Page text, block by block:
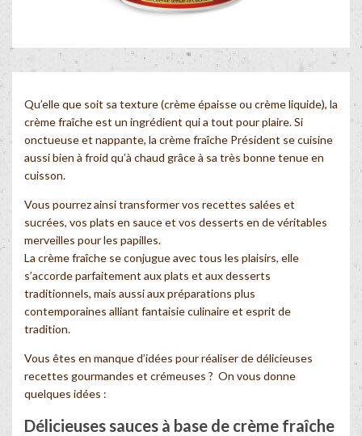
Qu’elle que soit sa texture (crème épaisse ou crème liquide), la
crème fraîche est un ingrédient qui a tout pour plaire. Si
onctueuse et nappante, la crème fraîche Président se cuisine
aussi bien à froid qu’à chaud grâce à sa très bonne tenue en
cuisson.
Vous pourrez ainsi transformer vos recettes salées et
sucrées, vos plats en sauce et vos desserts en de véritables
merveilles pour les papilles.
La crème fraîche se conjugue avec tous les plaisirs, elle
s’accorde parfaitement aux plats et aux desserts
traditionnels, mais aussi aux préparations plus
contemporaines alliant fantaisie culinaire et esprit de
tradition.
Vous êtes en manque d’idées pour réaliser de délicieuses
recettes gourmandes et crémeuses ? On vous donne
quelques idées :
Délicieuses sauces à base de crème fraîche